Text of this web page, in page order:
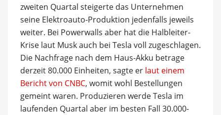
zweiten Quartal steigerte das Unternehmen
seine Elektroauto-Produktion jedenfalls jeweils
weiter. Bei Powerwalls aber hat die Halbleiter-
Krise laut Musk auch bei Tesla voll zugeschlagen.
Die Nachfrage nach dem Haus-Akku betrage
derzeit 80.000 Einheiten, sagte er laut einem
Bericht von CNBC, womit wohl Bestellungen
gemeint waren. Produzieren werde Tesla im
laufenden Quartal aber im besten Fall 30.000-